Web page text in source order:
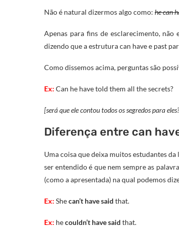
Não é natural dizermos algo como: he can
Apenas para fins de esclarecimento, não
dizendo que a estrutura can have e past
Como dissemos acima, perguntas são
Ex: Can he have told them all the secrets?
[será que ele contou todos os segredos para
Diferença entre can
Uma coisa que deixa muitos estudantes
ser entendido é que nem sempre as
(como a apresentada) na qual podemos
Ex: Shecan’t have said that.
Ex: hecouldn’t have said that.